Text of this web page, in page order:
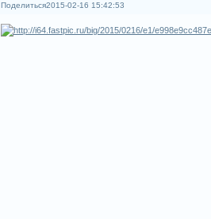
Поделиться2015-02-16 15:42:53